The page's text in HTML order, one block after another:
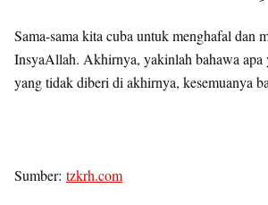
Sama-sama kita cuba untuk menghafal dan
InsyaAllah. Akhirnya, yakinlah bahawa apa
yang tidak diberi di akhirnya, kesemuanya
Sumber: tzkrh.com